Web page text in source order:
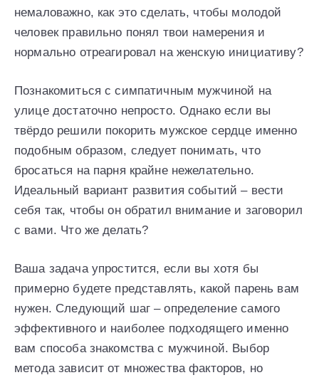
немаловажно, как это сделать, чтобы молодой
человек правильно понял твои намерения и
нормально отреагировал на женскую инициативу?
Познакомиться с симпатичным мужчиной на
улице достаточно непросто. Однако если вы
твёрдо решили покорить мужское сердце именно
подобным образом, следует понимать, что
бросаться на парня крайне нежелательно.
Идеальный вариант развития событий – вести
себя так, чтобы он обратил внимание и заговорил
с вами. Что же делать?
Ваша задача упростится, если вы хотя бы
примерно будете представлять, какой парень вам
нужен. Следующий шаг – определение самого
эффективного и наиболее подходящего именно
вам способа знакомства с мужчиной. Выбор
метода зависит от множества факторов, но